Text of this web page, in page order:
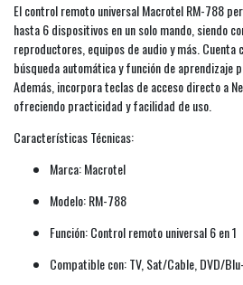
El control remoto universal Macrotel RM-788
hasta 6 dispositivos en un solo mando, siendo
reproductores, equipos de audio y más. Cuenta
búsqueda automática y función de aprendizaje
Además, incorpora teclas de acceso directo a
ofreciendo practicidad y facilidad de uso.
Características Técnicas:
Marca: Macrotel
Modelo: RM-788
Función: Control remoto universal 6 en 1
Compatible con: TV, Sat/Cable, DVD/